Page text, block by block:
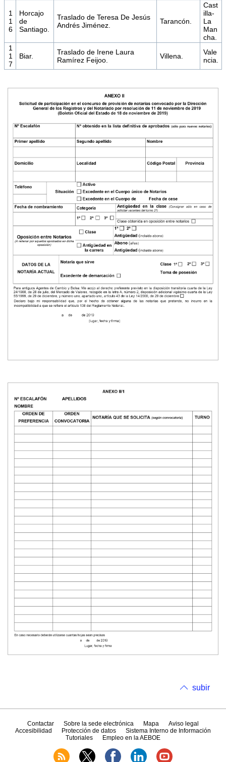
1
1
6
Horcajo
de
Santiago.
Traslado de Teresa De Jesús
Andrés Jiménez.
Tarancón.
Cast
illa-
La
Man
cha.
1
1
7
Biar.
Traslado de Irene Laura
Ramírez Feijoo.
Villena.
Vale
ncia.
subir
Contactar Sobre la sede electrónica Mapa
Aviso legal
Accesibilidad
Protección de datos
Sistema Interno de Información
Tutoriales
Empleo en la AEBOE